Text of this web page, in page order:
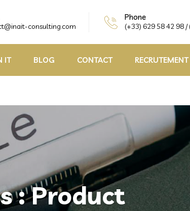
consulting.com
Phone
(+33) 629 58 42 98
IT BLOG CONTACT RECRUTEMENT
:Product